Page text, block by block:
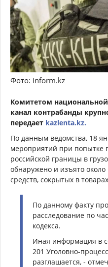
Фото: inform.kz
Комитетом национальной
канал контрабанды
передает kazlenta.kz.
По данным ведомства, 18
мероприятий при попытке
российской границы в
обнаружено и изъято около
средств, сокрытых в
По данному факту
расследование по
кодекса.
Иная информация в
201 Уголовно-
разглашается, -